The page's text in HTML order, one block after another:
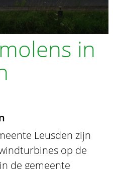
in
Leusden zijn
op de
de gemeente